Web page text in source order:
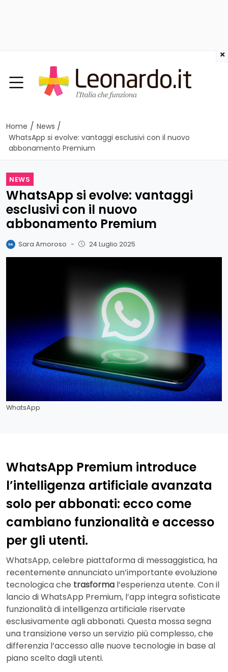
Home / News /
WhatsApp si evolve: vantaggi esclusivi con il nuovo
abbonamento Premium
NEWS
WhatsApp si evolve: vantaggi
esclusivi con il nuovo
abbonamento Premium
Sara Amoroso - 24 Luglio 2025
WhatsApp
WhatsApp Premium introduce
l’intelligenza artificiale avanzata
solo per abbonati: ecco come
cambiano funzionalità e accesso
per gli utenti.
WhatsApp, celebre piattaforma di messaggistica, ha
recentemente annunciato un’importante evoluzione
tecnologica che trasforma l’esperienza utente. Con il
lancio di WhatsApp Premium, l’app integra sofisticate
funzionalità di intelligenza artificiale riservate
esclusivamente agli abbonati. Questa mossa segna
una transizione verso un servizio più complesso, che
differenzia l’accesso alle nuove tecnologie in base al
piano scelto dagli utenti.
×